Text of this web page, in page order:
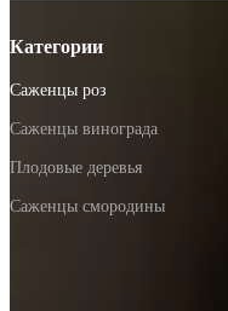
Категории
Саженцы роз
Саженцы винограда
Плодовые деревья
Саженцы смородины